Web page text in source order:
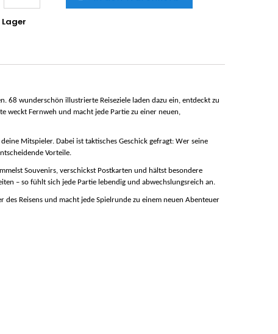
68 wunderschön illustrierte Reiseziele laden dazu ein, entdeckt zu
weckt Fernweh und macht jede Partie zu einer neuen,
Mitspieler. Dabei ist taktisches Geschick gefragt: Wer seine
Vorteile.
Souvenirs, verschickst Postkarten und hältst besondere
– so fühlt sich jede Partie lebendig und abwechslungsreich an.
des Reisens und macht jede Spielrunde zu einem neuen Abenteuer